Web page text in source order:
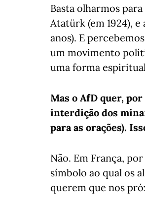
Basta olharmos
Atatürk (em 1924),
anos). E
um movimento
uma forma
Mas o AfD quer,
interdição dos
para as orações).
Não. Em França,
símbolo ao qual os
querem que nos